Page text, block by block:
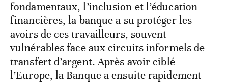
fondamentaux, l’inclusion et l’éducation
financières, la banque a su protéger les
avoirs de ces travailleurs, souvent
vulnérables face aux circuits informels de
transfert d’argent. Après avoir ciblé
l’Europe, la Banque a ensuite rapidement